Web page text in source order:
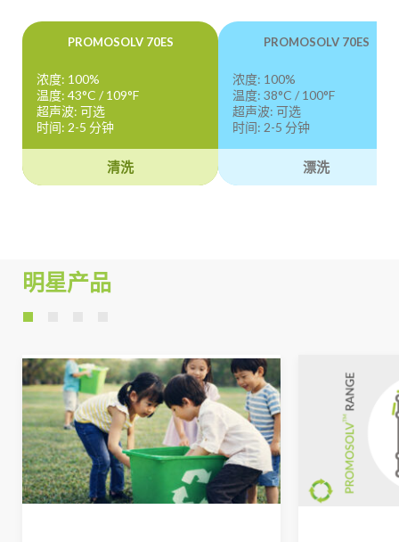
PROMOSOLV 70ES
浓度: 100%
温度: 43°C / 109°F
超声波: 可选
时间: 2-5 分钟
清洗
PROMOSOLV 70ES
浓度: 100%
温度: 38°C / 100°F
超声波: 可选
时间: 2-5 分钟
漂洗
明星产品